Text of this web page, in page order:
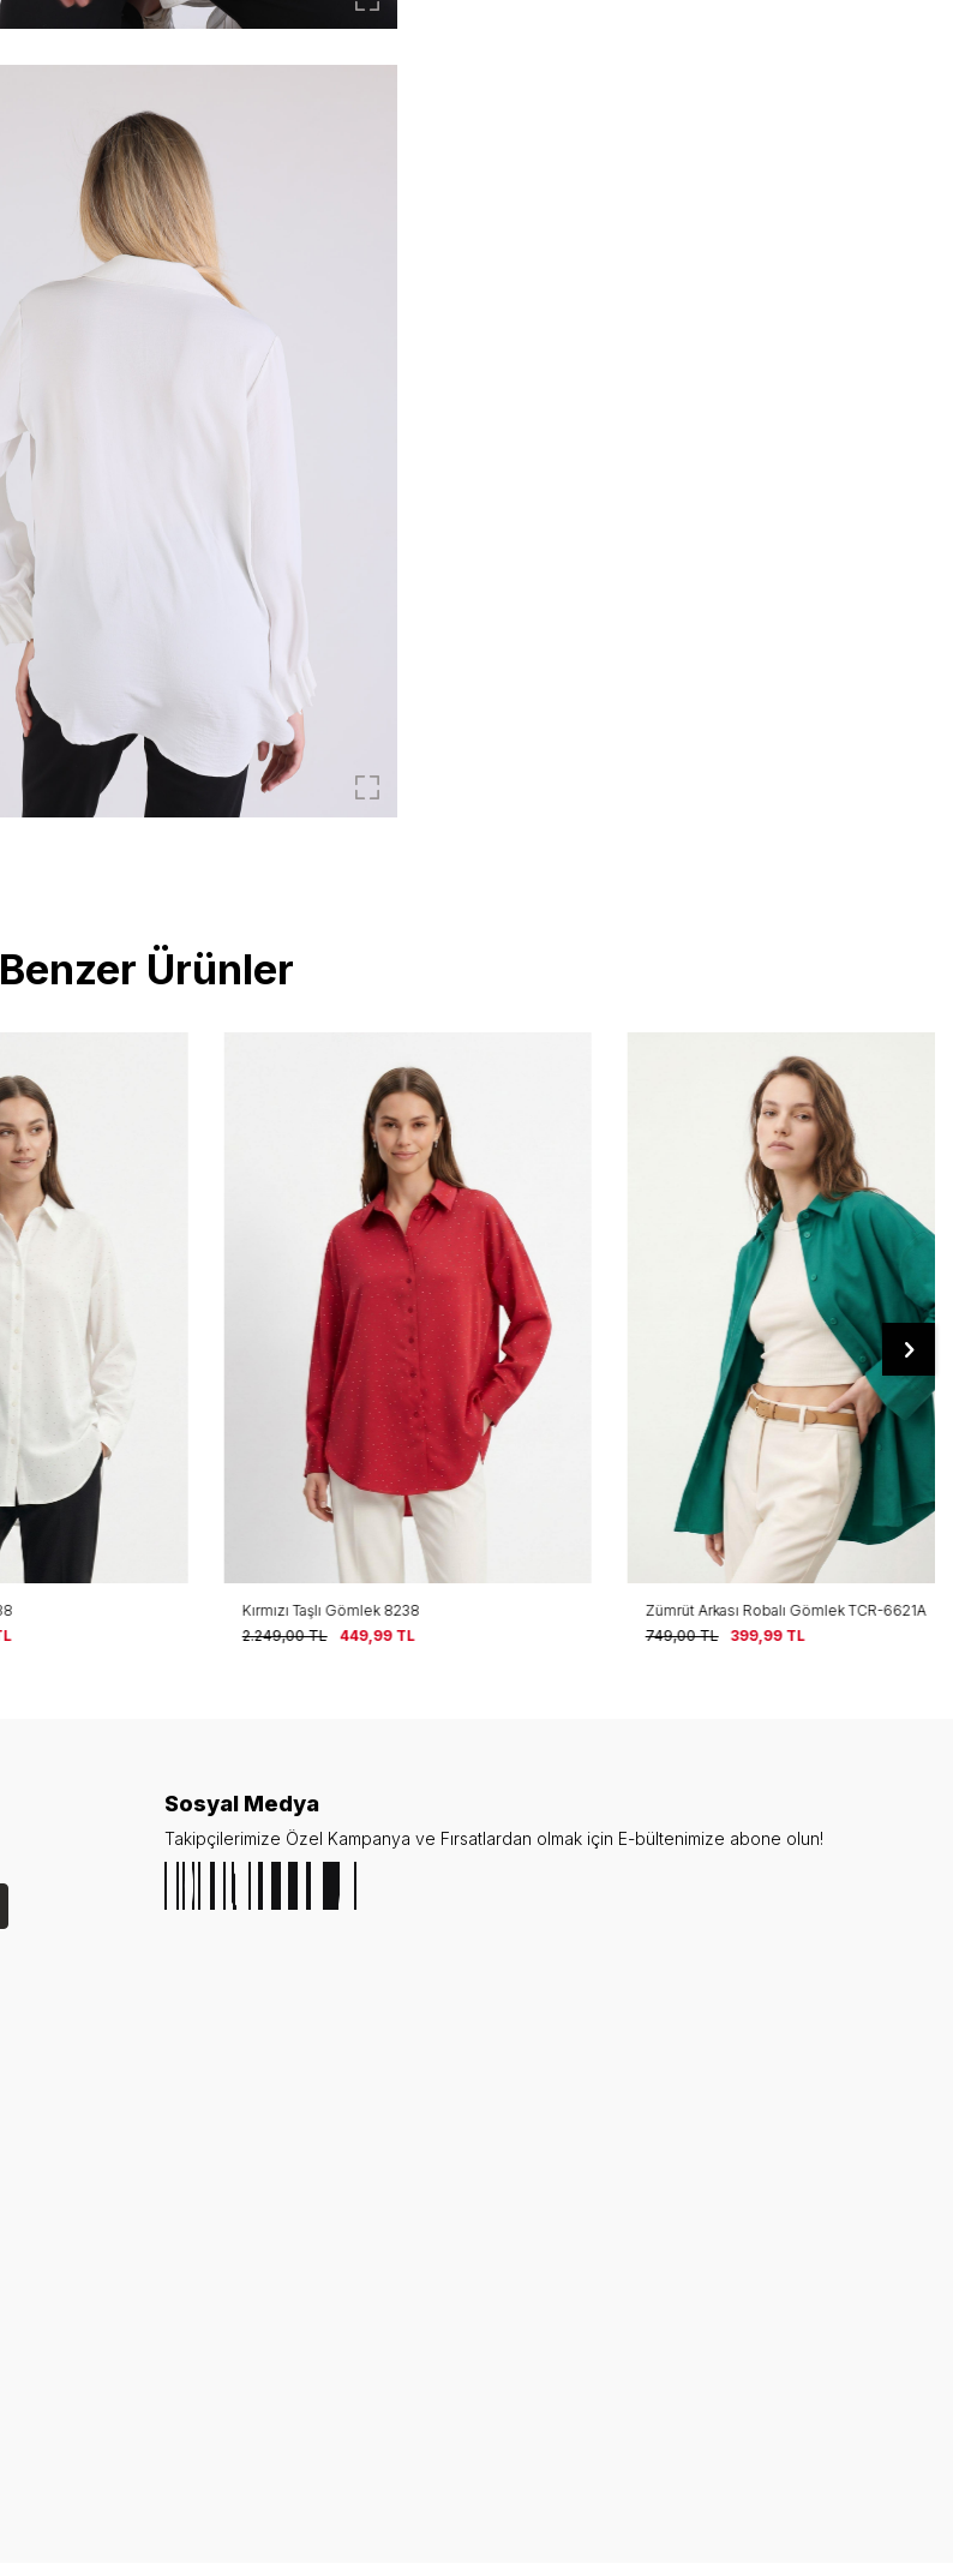
Benzer Ürünler
Kırmızı Taşlı Gömlek 8238
2.249,00TL 449,99 TL
Zümrüt Arkası Robalı Gömlek TCR-6621A
TL 399,99 TL
Sosyal Medya
Takipçilerimize Özel Kampanya ve Fırsatlardan olmak için E-bültenimize abone olun!